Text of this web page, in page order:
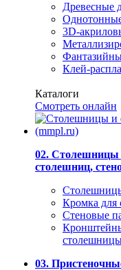
Древесные
3D-
Клей-
Каталоги
Смотреть онлайн
02. Столешницы
столешниц,
Кромка для
Стеновые
03.